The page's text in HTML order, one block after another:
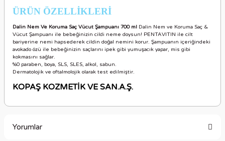
ÜRÜN ÖZELLİKLERİ
Dalin Nem Ve Koruma Saç Vücut Şampuanı 700 ml Dalin Nem ve Koruma Saç &
Vücut Şampuanı ile bebeğinizin cildi neme doysun! PENTAVITIN ile cilt
bariyerine nemi hapsederek cildin doğal nemini korur. Şampuanın içeriğindeki
avokado özü ile bebeğinizin saçlarını ipek gibi yumuşacık yapar, mis gibi
kokmasını sağlar.
%0 paraben, boya, SLS, SLES, alkol, sabun.
Dermatolojik ve oftalmolojik olarak test edilmiştir.
KOPAŞ KOZMETİK VE SAN.A.Ş.
Yorumlar